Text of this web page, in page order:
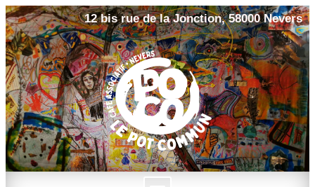
12 bis rue de la Jonction, 58000 Nevers